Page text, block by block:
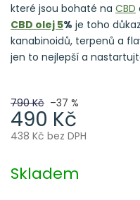
790 Kč –37 %
490 Kč
438 Kč bez DPH
cena:
Skladem
které jsou bohaté na CBD
CBD olej 5% je toho
kanabinoidů, terpenů a
jen to nejlepší a